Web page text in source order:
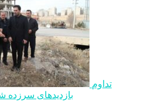
بازدیدهای سرزده